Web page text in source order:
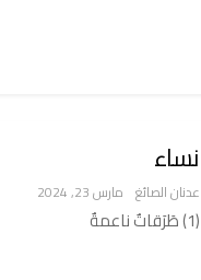
نساء
عدنان الصائغ مارس 23, 2024
(1) طَرَقاتٌ ناعمةٌ